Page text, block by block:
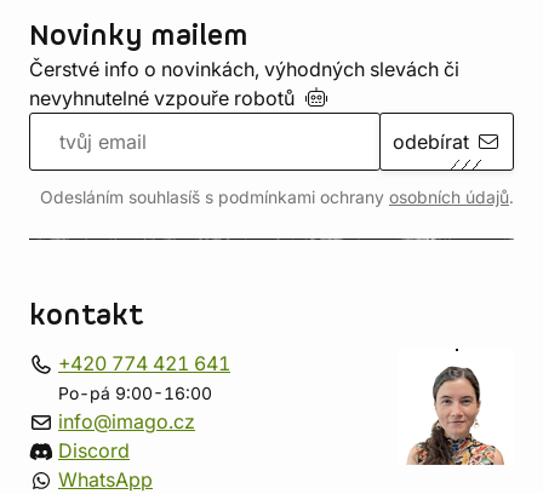
Novinky mailem
Čerstvé info o novinkách, výhodných slevách či
nevyhnutelné vzpouře robotů
odebírat
Odesláním souhlasíš s podmínkami ochrany osobních údajů.
kontakt
+420 774 421 641
Po-pá 9:00-16:00
info@imago.cz
Discord
WhatsApp